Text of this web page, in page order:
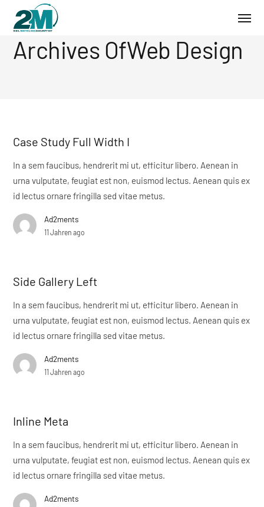
Archives OfWeb Design
Case Study Full Width I
In a sem faucibus, hendrerit mi ut, efficitur libero. Aenean in
urna vulputate, feugiat est non, euismod lectus. Aenean quis ex
id lectus ornare fringilla sed vitae metus.
Ad2ments
11 Jahren ago
Side Gallery Left
In a sem faucibus, hendrerit mi ut, efficitur libero. Aenean in
urna vulputate, feugiat est non, euismod lectus. Aenean quis ex
id lectus ornare fringilla sed vitae metus.
Ad2ments
11 Jahren ago
Inline Meta
In a sem faucibus, hendrerit mi ut, efficitur libero. Aenean in
urna vulputate, feugiat est non, euismod lectus. Aenean quis ex
id lectus ornare fringilla sed vitae metus.
Ad2ments